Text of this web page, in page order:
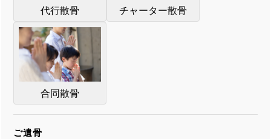
代行散骨 チャーター散骨
合同散骨
ご遺骨